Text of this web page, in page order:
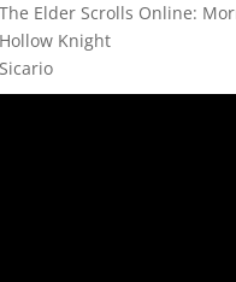
Elder Scrolls Online:
Knight